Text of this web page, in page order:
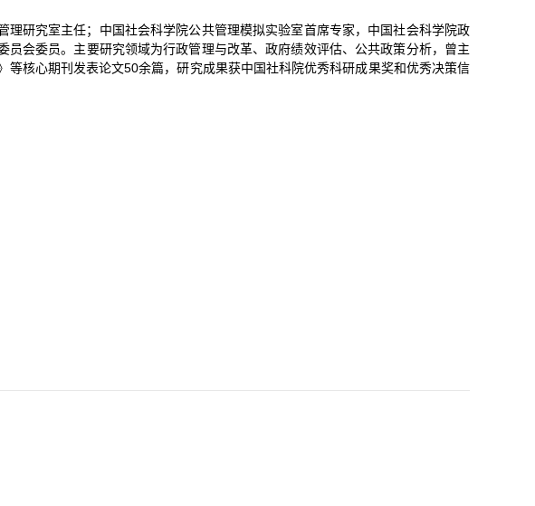
研究室主任；中国社会科学院公共管理模拟实验室首席专家，中国社会科学院政
会委员。主要研究领域为行政管理与改革、政府绩效评估、公共政策分析，曾主
核心期刊发表论文50余篇，研究成果获中国社科院优秀科研成果奖和优秀决策信